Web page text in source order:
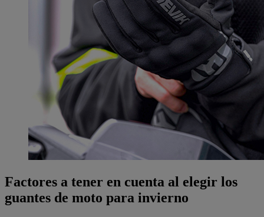
Factores a tener en cuenta al elegir los
guantes de moto para invierno